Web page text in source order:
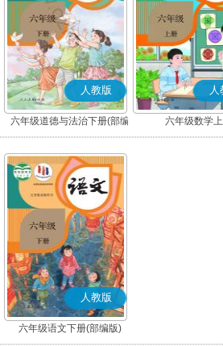
人教版
六年级道德与法治下册(部编
版)
人
六年级数学
人教版
六年级语文下册(部编版)